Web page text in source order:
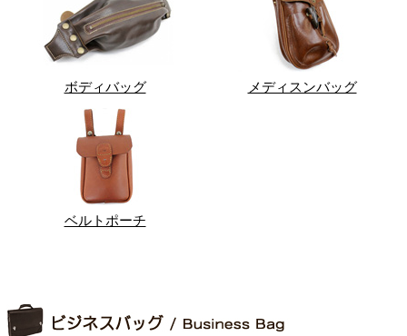
ボディバッグ メディスンバッグ
ベルトポーチ